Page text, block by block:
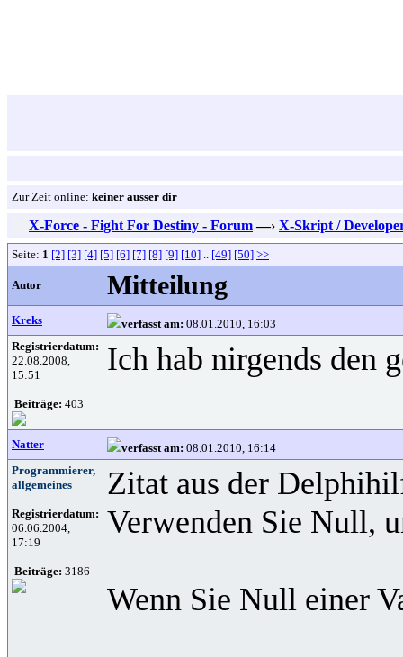
Zur Zeit online: keiner ausser dir
X-Force - Fight For Destiny - Forum —› X-Skript /
Seite: 1 [2] [3] [4] [5] [6] [7] [8] [9] [10] .. [49] [50] >>
Autor Mitteilung
Kreks verfasst am: 08.01.2010, 16:03
Registrierdatum:
22.08.2008,
15:51
Beiträge: 403
Ich hab nirgends den
Natter verfasst am: 08.01.2010, 16:14
Programmierer,
allgemeines
Registrierdatum:
06.06.2004,
17:19
Beiträge: 3186
Zitat aus der
Verwenden Sie Null,
Wenn Sie Null einer